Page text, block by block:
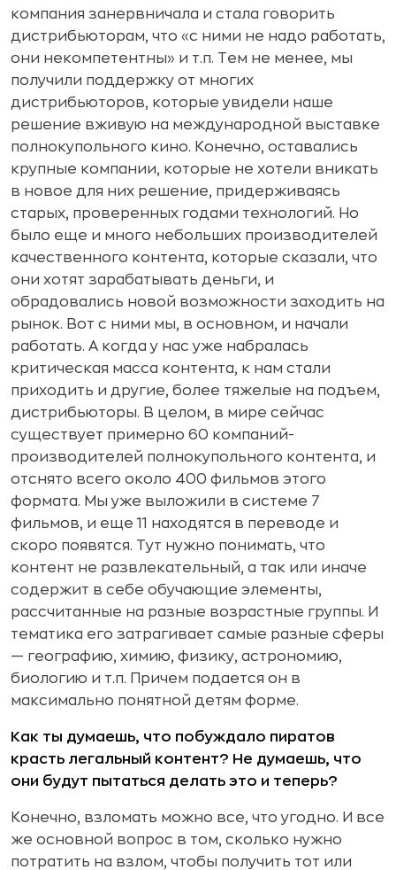
компания занервничала и стала говорить
дистрибьюторам, что «с ними не надо работать,
они некомпетентны» и т.п. Тем не менее, мы
получили поддержку от многих
дистрибьюторов, которые увидели наше
решение вживую на международной выставке
полнокупольного кино. Конечно, оставались
крупные компании, которые не хотели вникать
в новое для них решение, придерживаясь
старых, проверенных годами технологий. Но
было еще и много небольших производителей
качественного контента, которые сказали, что
они хотят зарабатывать деньги, и
обрадовались новой возможности заходить на
рынок. Вот с ними мы, в основном, и начали
работать. А когда у нас уже набралась
критическая масса контента, к нам стали
приходить и другие, более тяжелые на подъем,
дистрибьюторы. В целом, в мире сейчас
существует примерно 60 компаний-
производителей полнокупольного контента, и
отснято всего около 400 фильмов этого
формата. Мы уже выложили в системе 7
фильмов, и еще 11 находятся в переводе и
скоро появятся. Тут нужно понимать, что
контент не развлекательный, а так или иначе
содержит в себе обучающие элементы,
рассчитанные на разные возрастные группы. И
тематика его затрагивает самые разные сферы
— географию, химию, физику, астрономию,
биологию и т.п. Причем подается он в
максимально понятной детям форме.
Как ты думаешь, что побуждало пиратов
красть легальный контент? Не думаешь, что
они будут пытаться делать это и теперь?
Конечно, взломать можно все, что угодно. И все
же основной вопрос в том, сколько нужно
потратить на взлом, чтобы получить тот или